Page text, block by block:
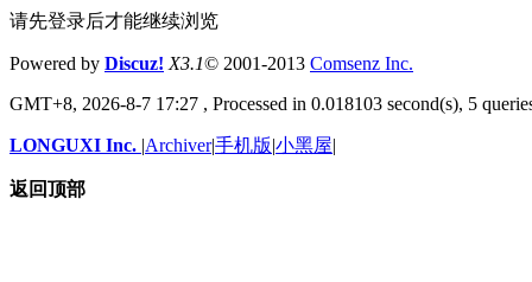
请先登录后才能继续浏览
Powered by Discuz! X3.1© 2001-2013 Comsenz Inc.
GMT+8, 2026-8-7 17:27 , Processed in 0.018103 second(s), 5
LONGUXI Inc. |Archiver|手机版|小黑屋|
返回顶部